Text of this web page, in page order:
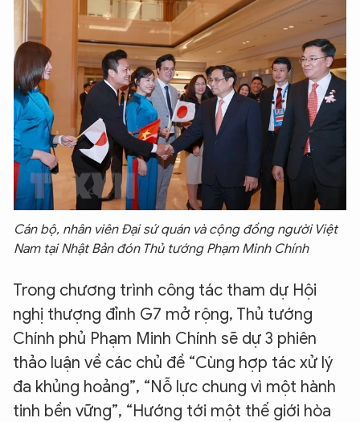
Cán bộ, nhân viên Đại sứ quán và cộng đồng người Việt
Nam tại Nhật Bản đón Thủ tướng Phạm Minh Chính
Trong chương trình công tác tham dự Hội
nghị thượng đỉnh G7 mở rộng, Thủ tướng
Chính phủ Phạm Minh Chính sẽ dự 3 phiên
thảo luận về các chủ đề “Cùng hợp tác xử lý
đa khủng hoảng”, “Nỗ lực chung vì một hành
tinh bền vững”, “Hướng tới một thế giới hòa